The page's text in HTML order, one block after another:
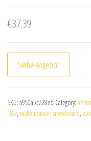
€37.39
Siehe Angebot
SKU: a950a5c228eb Category:
18 v, rückenpanzer snowboard,